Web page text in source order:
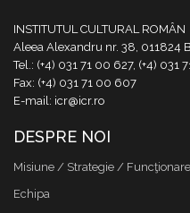
INSTITUTUL CULTURAL ROMÂN
Aleea Alexandru nr. 38, 011824
Tel.: (+4) 031 71 00 627, (+4) 031
Fax: (+4) 031 71 00 607
E-mail: icr@icr.ro
DESPRE NOI
Misiune / Strategie / Funcţionare
Echipa